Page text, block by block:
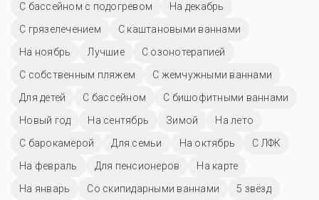
С бассейном с подогревом
На декабрь
С грязелечением
С каштановыми ваннами
На ноябрь
Лучшие
С озонотерапией
С собственным пляжем
С жемчужными ваннами
Для детей
C бассейном
С бишофитными ваннами
Новый год
На сентябрь Зимой
На лето
С барокамерой
Для семьи На октябрь
С ЛФК
На февраль
Для пенсионеров
На карте
На январь
Со скипидарными ваннами 5 звёзд